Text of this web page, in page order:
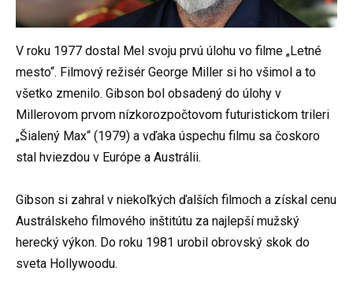
V roku 1977 dostal Mel svoju prvú úlohu vo filme „Letné
mesto“. Filmový režisér George Miller si ho všimol a to
všetko zmenilo. Gibson bol obsadený do úlohy v
Millerovom prvom nízkorozpočtovom futuristickom trileri
„Šialený Max“ (1979) a vďaka úspechu filmu sa čoskoro
stal hviezdou v Európe a Austrálii.
Gibson si zahral v niekoľkých ďalších filmoch a získal cenu
Austrálskeho filmového inštitútu za najlepší mužský
herecký výkon. Do roku 1981 urobil obrovský skok do
sveta Hollywoodu.